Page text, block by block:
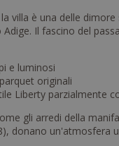
villa è una delle dimore
Il fascino del
e luminosi
originali
Liberty parzialmente
gli arredi della
donano un'atmosfera